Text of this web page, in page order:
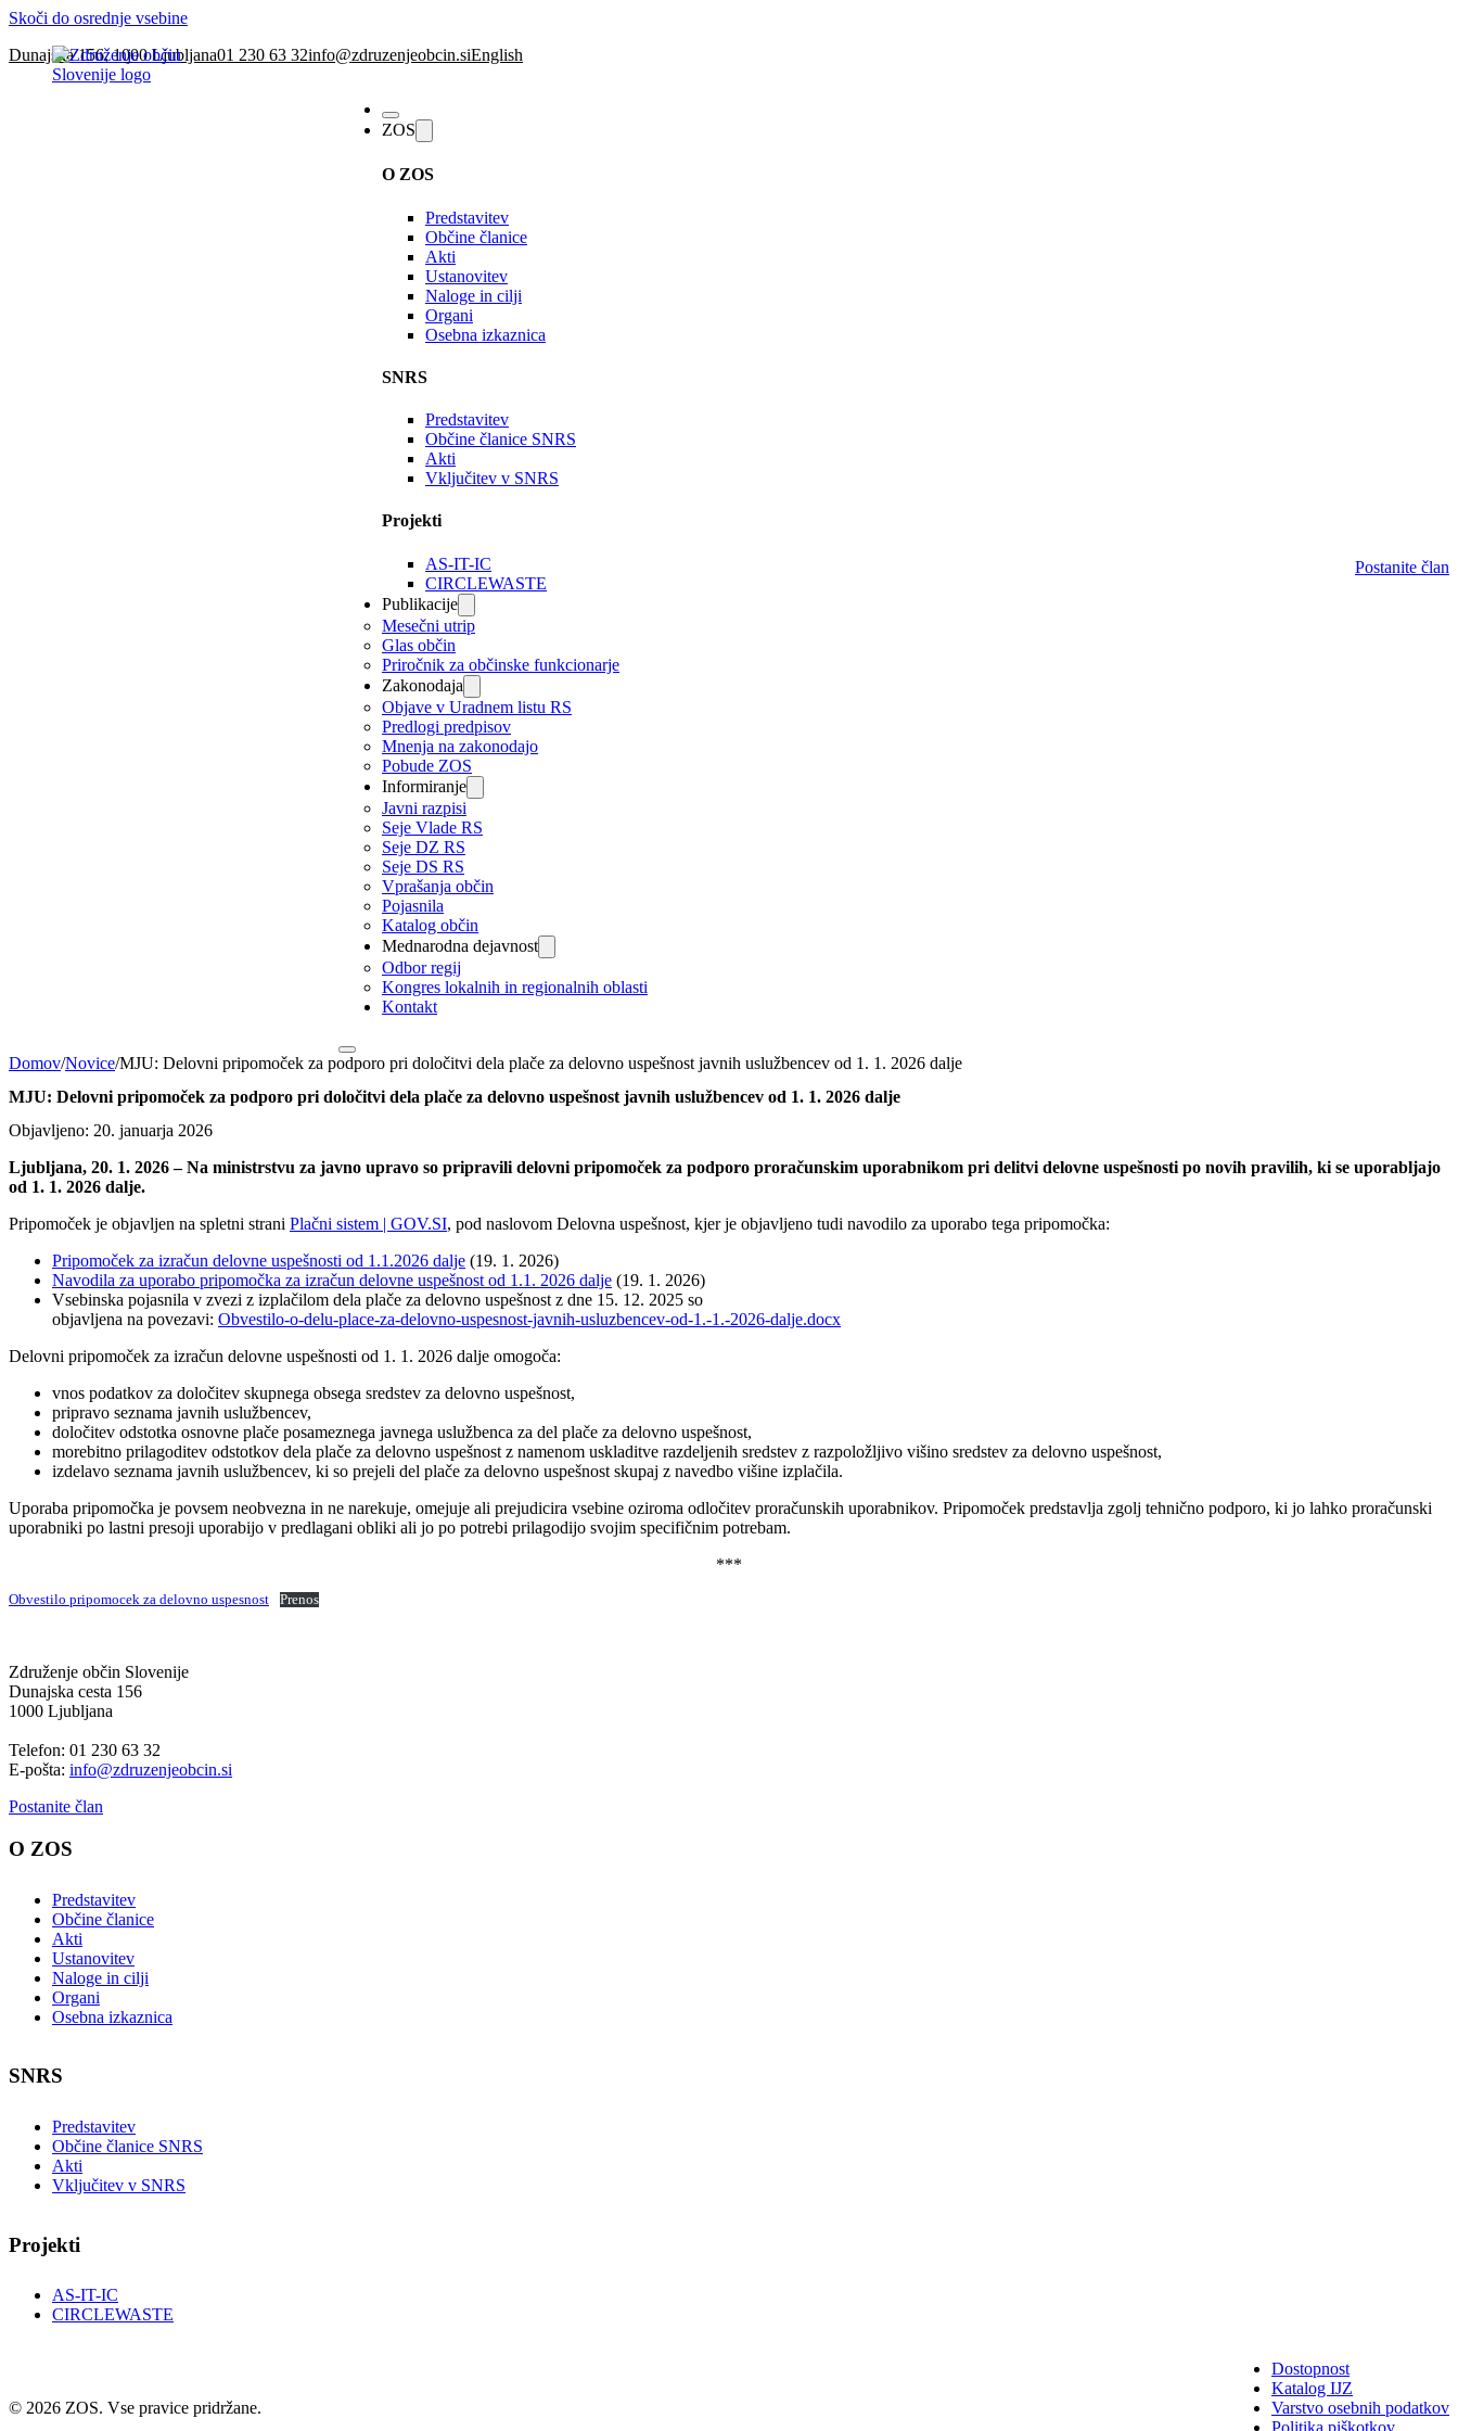
Skoči do osrednje vsebine
Dunajska 156, 1000 Ljubljana01 230 63 32info@zdruzenjeobcin.siEnglish
ZOS
O ZOS
Predstavitev
Občine članice
Akti
Ustanovitev
Naloge in cilji
Organi
Osebna izkaznica
SNRS
Predstavitev
Občine članice SNRS
Akti
Vključitev v SNRS
Projekti
AS-IT-IC
CIRCLEWASTE
Publikacije
Mesečni utrip
Glas občin
Priročnik za občinske funkcionarje
Zakonodaja
Objave v Uradnem listu RS
Predlogi predpisov
Mnenja na zakonodajo
Pobude ZOS
Informiranje
Javni razpisi
Seje Vlade RS
Seje DZ RS
Seje DS RS
Vprašanja občin
Pojasnila
Katalog občin
Mednarodna dejavnost
Odbor regij
Kongres lokalnih in regionalnih oblasti
Kontakt
Postanite član
Domov/Novice/MJU: Delovni pripomoček za podporo pri določitvi dela plače za delovno uspešnost javnih uslužbencev od 1. 1. 2026 dalje
MJU: Delovni pripomoček za podporo pri določitvi dela plače za delovno uspešnost javnih uslužbencev od 1. 1. 2026 dalje
Objavljeno: 20. januarja 2026
Ljubljana, 20. 1. 2026 – Na ministrstvu za javno upravo so pripravili delovni pripomoček za podporo proračunskim uporabnikom pri delitvi delovne uspešnosti po novih pravilih, ki se uporabljajo
od 1. 1. 2026 dalje.
Pripomoček je objavljen na spletni strani Plačni sistem | GOV.SI, pod naslovom Delovna uspešnost, kjer je objavljeno tudi navodilo za uporabo tega pripomočka:
Pripomoček za izračun delovne uspešnosti od 1.1.2026 dalje (19. 1. 2026)
Navodila za uporabo pripomočka za izračun delovne uspešnost od 1.1. 2026 dalje (19. 1. 2026)
Vsebinska pojasnila v zvezi z izplačilom dela plače za delovno uspešnost z dne 15. 12. 2025 so
objavljena na povezavi: Obvestilo-o-delu-place-za-delovno-uspesnost-javnih-usluzbencev-od-1.-1.-2026-dalje.docx
Delovni pripomoček za izračun delovne uspešnosti od 1. 1. 2026 dalje omogoča:
vnos podatkov za določitev skupnega obsega sredstev za delovno uspešnost,
pripravo seznama javnih uslužbencev,
določitev odstotka osnovne plače posameznega javnega uslužbenca za del plače za delovno uspešnost,
morebitno prilagoditev odstotkov dela plače za delovno uspešnost z namenom uskladitve razdeljenih sredstev z razpoložljivo višino sredstev za delovno uspešnost,
izdelavo seznama javnih uslužbencev, ki so prejeli del plače za delovno uspešnost skupaj z navedbo višine izplačila.
Uporaba pripomočka je povsem neobvezna in ne narekuje, omejuje ali prejudicira vsebine oziroma odločitev proračunskih uporabnikov. Pripomoček predstavlja zgolj tehnično podporo, ki jo lahko proračunski
uporabniki po lastni presoji uporabijo v predlagani obliki ali jo po potrebi prilagodijo svojim specifičnim potrebam.
***
Obvestilo pripomocek za delovno uspesnost Prenos
Združenje občin Slovenije
Dunajska cesta 156
1000 Ljubljana
Telefon: 01 230 63 32
E-pošta: info@zdruzenjeobcin.si
Postanite član
O ZOS
Predstavitev
Občine članice
Akti
Ustanovitev
Naloge in cilji
Organi
Osebna izkaznica
SNRS
Predstavitev
Občine članice SNRS
Akti
Vključitev v SNRS
Projekti
AS-IT-IC
CIRCLEWASTE
© 2026 ZOS. Vse pravice pridržane.
Dostopnost
Katalog IJZ
Varstvo osebnih podatkov